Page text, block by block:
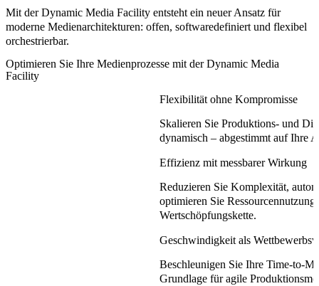
Mit der Dynamic Media Facility entsteht ein neuer Ansatz für
moderne Medienarchitekturen: offen, softwaredefiniert und flexibel
orchestrierbar.
Optimieren Sie Ihre Medienprozesse mit der Dynamic Media
Facility
Flexibilität ohne Kompromisse
Skalieren Sie Produktions- und
dynamisch – abgestimmt auf Ihre
Effizienz mit messbarer Wirkung
Reduzieren Sie Komplexität,
optimieren Sie Ressourcennutzung
Wertschöpfungskette.
Geschwindigkeit als
Beschleunigen Sie Ihre Time-to-
Grundlage für agile